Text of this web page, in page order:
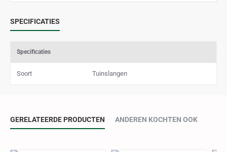
SPECIFICATIES
Specificaties
Soort Tuinslangen
GERELATEERDE PRODUCTEN ANDEREN KOCHTEN OOK